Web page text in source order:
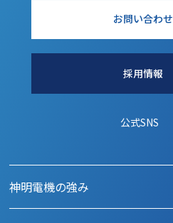
お問い合わせ
採用情報
公式SNS
神明電機の強み